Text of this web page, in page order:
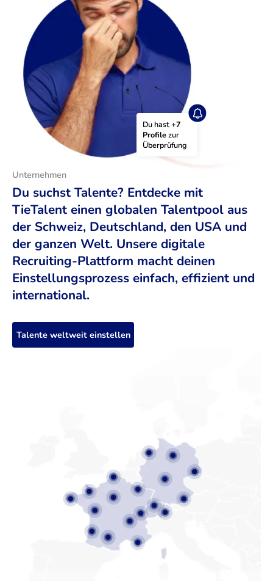
Du hast +7
Profile zur
Überprüfung
Unternehmen
Du suchst Talente? Entdecke mit
TieTalent einen globalen Talentpool aus
der Schweiz, Deutschland, den USA und
der ganzen Welt. Unsere digitale
Recruiting-Plattform macht deinen
Einstellungsprozess einfach, effizient und
international.
Talente weltweit einstellen